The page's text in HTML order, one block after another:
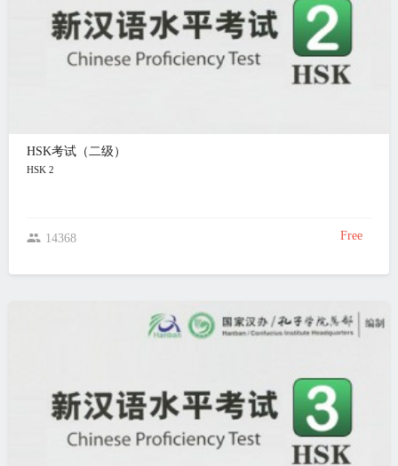
HSK考试（二级）
HSK 2
14368 Free